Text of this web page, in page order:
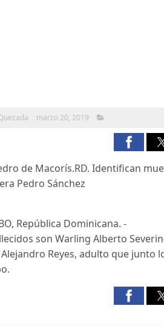
marzo 20, 2019
de Macorís.RD. Identifican
Pedro Sánchez
República Dominicana. -
son Warling Alberto
Reyes, adulto que junto